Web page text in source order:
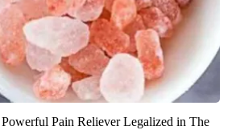
Pain Reliever Legalized in The